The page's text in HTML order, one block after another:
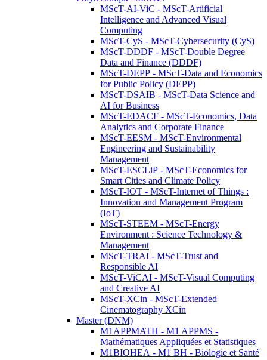
MScT-AI-ViC - MScT-Artificial
Intelligence and Advanced Visual
Computing
MScT-CyS - MScT-Cybersecurity (CyS)
MScT-DDDF - MScT-Double Degree
Data and Finance (DDDF)
MScT-DEPP - MScT-Data and Economics
for Public Policy (DEPP)
MScT-DSAIB - MScT-Data Science and
AI for Business
MScT-EDACF - MScT-Economics, Data
Analytics and Corporate Finance
MScT-EESM - MScT-Environmental
Engineering and Sustainability
Management
MScT-ESCLiP - MScT-Economics for
Smart Cities and Climate Policy
MScT-IOT - MScT-Internet of Things :
Innovation and Management Program
(IoT)
MScT-STEEM - MScT-Energy
Environment : Science Technology &
Management
MScT-TRAI - MScT-Trust and
Responsible AI
MScT-ViCAI - MScT-Visual Computing
and Creative AI
MScT-XCin - MScT-Extended
Cinematography XCin
Master (DNM)
M1APPMATH - M1 APPMS -
Mathématiques Appliquées et Statistiques
M1BIOHEA - M1 BH - Biologie et Santé